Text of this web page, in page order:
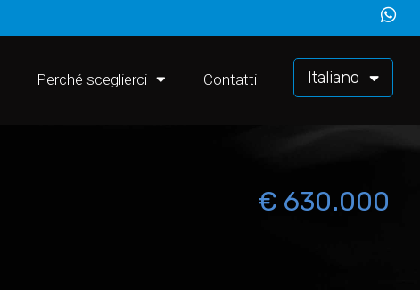
Italiano
Perché sceglierci Contatti
€ 630.000